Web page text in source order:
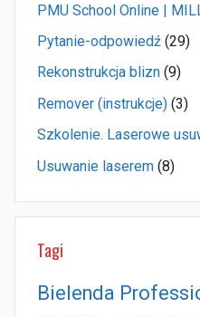
PMU School Online |
Pytanie-odpowiedź (29)
Rekonstrukcja blizn (9)
Remover (instrukcje) (3)
Szkolenie. Laserowe
Usuwanie laserem (8)
Tagi
Bielenda